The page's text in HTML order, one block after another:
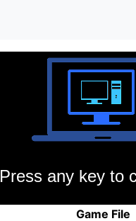
Press any key to
Game File